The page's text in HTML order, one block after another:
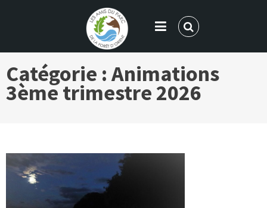
LES AMIS DU PARC DE LA FORÊT
D'ORIENT
Catégorie : Animations
3ème trimestre 2026